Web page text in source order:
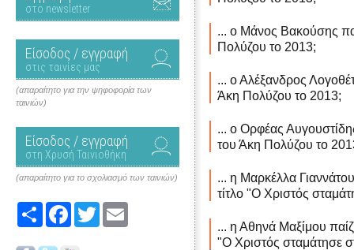
στο newsletter
Είσοδος / εγγραφή
στις ταινίες μας
(απαραίτητο για την ψηφοφορία των
ταινιών)
Είσοδος / εγγραφή
στη Χρυσή Ταινιοθήκη
(απαραίτητο για το σχολιασμό των ταινιών)
Share FacebookTwitter
... ο Μάνος Βακούσης
Πολύζου το 2013;
... ο Αλέξανδρος
Άκη Πολύζου το 2013;
... ο Ορφέας
του Άκη Πολύζου το
... η Μαρκέλλα
τίτλο "Ο Χριστός
... η Αθηνά Μαξίμου
"Ο Χριστός σταμάτησε